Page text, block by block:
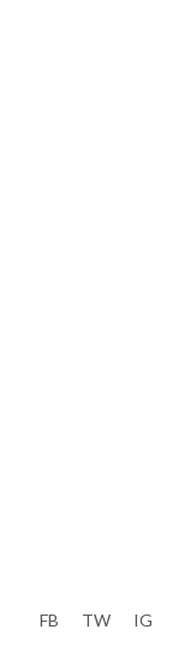
FB TW IG